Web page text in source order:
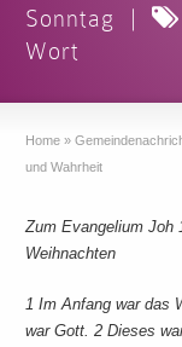
Sonntag
|
Wort
Home »
und Wahrheit
Zum Evangelium Joh
Weihnachten
1 Im Anfang war das
war Gott. 2 Dieses